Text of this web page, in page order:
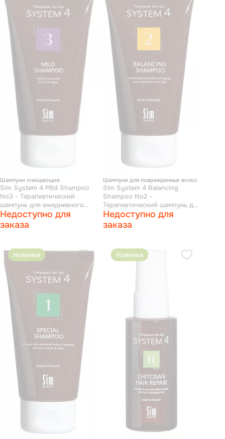
Шампуни очищающие
Sim System 4 Mild Shampoo
No3 - Терапевтический
шампунь для ежедневного
применения 75 мл
Недоступно для
заказа
Шампуни для поврежденных волос
Sim System 4 Balancing
Shampoo No2 -
Терапевтический шампунь для
сухой кожи головы и
поврежденных волос 75 мл
Недоступно для
заказа
Новинка Новинка